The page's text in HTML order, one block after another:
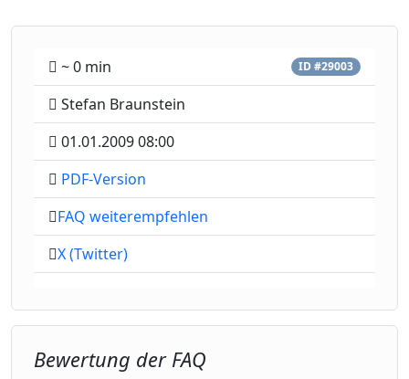
~ 0 min ID #29003
Stefan Braunstein
01.01.2009 08:00
PDF-Version
FAQ weiterempfehlen
X (Twitter)
Bewertung der FAQ